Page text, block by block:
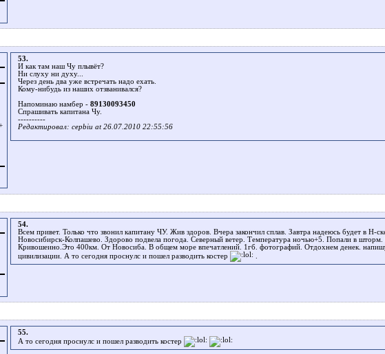
53.
И как там наш Чу плывёт?
Ни слуху ни духу...
Через день два уже встречать надо ехать.
Кому-нибудь из наших отзванивался?
Напоминаю намбер - 89130093450
Спрашивать капитана Чу.
----------
Редактировал: cepbiu at 26.07.2010 22:55:56
54.
Всем привет. Только что звонил капитану ЧУ. Жив здоров. Вчера закончил сплав. Завтра надеюсь будет в Н-
Новосибирск-Колпашево. Здорово подвела погода. Северный ветер. Температура ночью+5. Попали в
Кривошеино.Это 400км. От Новосиба. В общем море впечатлений. 1гб. фотографий. Отдохнем денек.
цивилизации. А то сегодня проснулс и пошел разводить костер
55.
А то сегодня проснулс и пошел разводить костер